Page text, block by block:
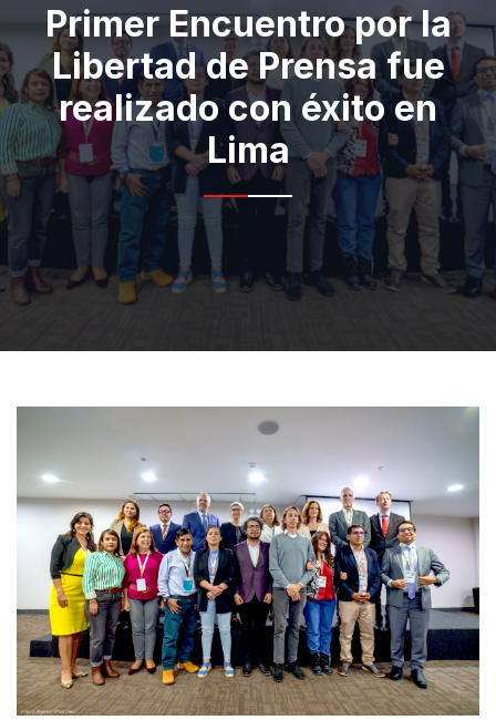
Primer Encuentro por la
Libertad de Prensa fue
realizado con éxito en
Lima